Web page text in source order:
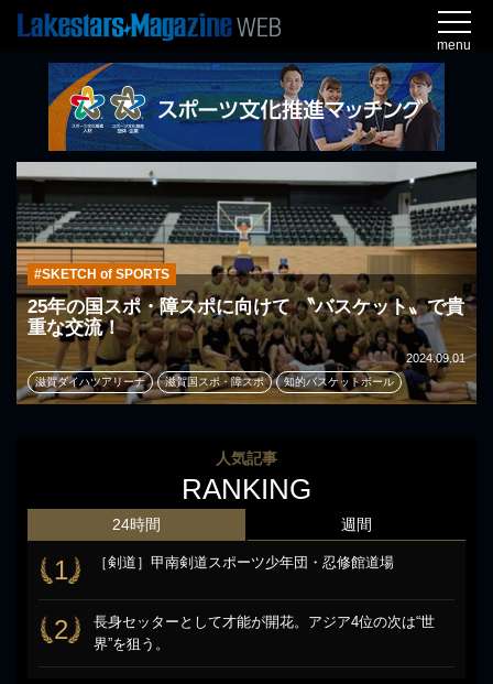
menu
#SKETCH of SPORTS
25年の国スポ・障スポに向けて 〝バスケット〟で貴
重な交流！
2024.09.01
滋賀ダイハツアリーナ 滋賀国スポ・障スポ 知的バスケットボール
人気記事
RANKING
24時間
1 ［剣道］甲南剣道スポーツ少年団・忍修館道場
2
長身セッターとして才能が開花。アジア4位の次は“世
界”を狙う。
週間